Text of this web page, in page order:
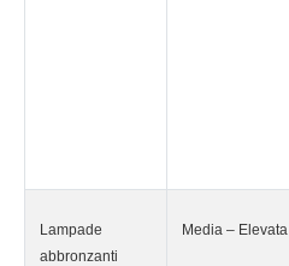
Lampade
abbronzanti
Media – Elevata